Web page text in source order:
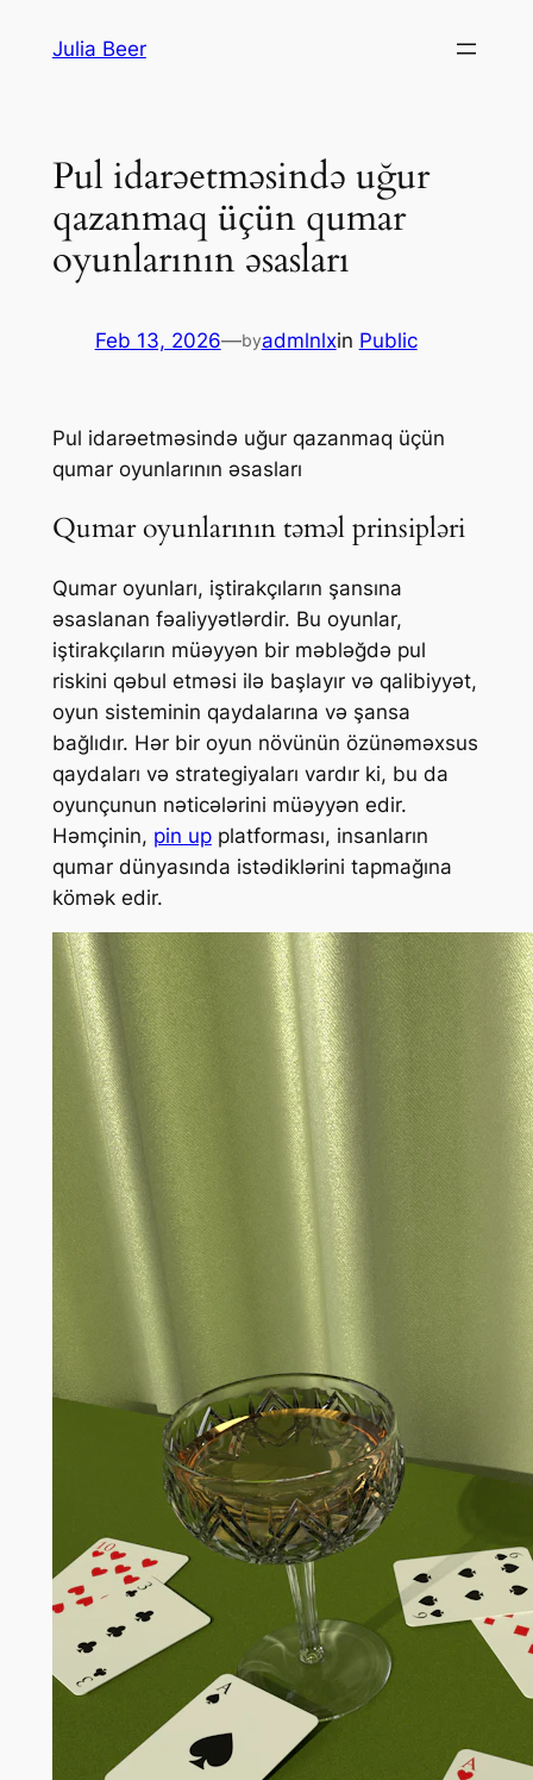
Julia Beer
Pul idarəetməsində uğur
qazanmaq üçün qumar
oyunlarının əsasları
Feb 13, 2026—byadmlnlxin Public
Pul idarəetməsində uğur qazanmaq üçün
qumar oyunlarının əsasları
Qumar oyunlarının təməl prinsipləri
Qumar oyunları, iştirakçıların şansına
əsaslanan fəaliyyətlərdir. Bu oyunlar,
iştirakçıların müəyyən bir məbləğdə pul
riskini qəbul etməsi ilə başlayır və qalibiyyət,
oyun sisteminin qaydalarına və şansa
bağlıdır. Hər bir oyun növünün özünəməxsus
qaydaları və strategiyaları vardır ki, bu da
oyunçunun nəticələrini müəyyən edir.
Həmçinin, pin upplatforması, insanların
qumar dünyasında istədiklərini tapmağına
kömək edir.